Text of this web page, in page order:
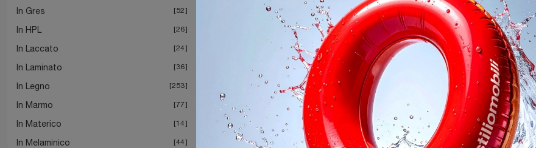
In Gres 52
In HPL 26
In Laccato 24
In Laminato 36
In Legno 253
In Marmo 77
In Materico 14
In Melaminico 44
Orissa
Rawling